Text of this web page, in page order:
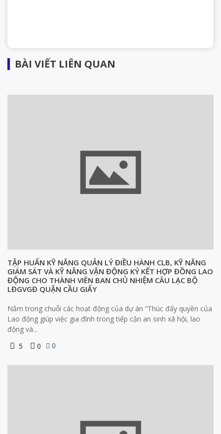
BÀI VIẾT LIÊN QUAN
TẬP HUẤN KỸ NĂNG QUẢN LÝ ĐIỀU HÀNH CLB, KỸ NĂNG
GIÁM SÁT VÀ KỸ NĂNG VẬN ĐỘNG KÝ KẾT HỢP ĐỒNG LAO
ĐỘNG CHO THÀNH VIÊN BAN CHỦ NHIỆM CÂU LẠC BỘ
LĐGVGĐ QUẬN CẦU GIẤY
Nằm trong chuỗi các hoạt động của dự án “Thúc đẩy quyền của
Lao động giúp việc gia đình trong tiếp cận an sinh xã hội, lao
động và...
5
0 0